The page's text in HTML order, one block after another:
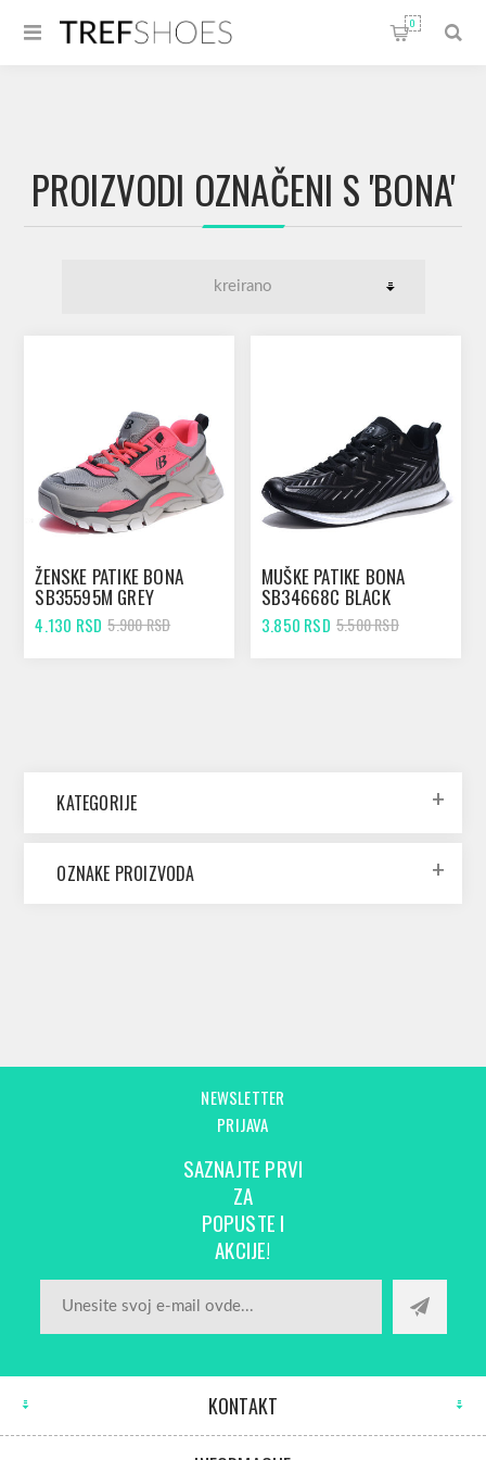
0
PROIZVODI OZNAČENI S 'BONA'
ŽENSKE PATIKE BONA
SB35595M GREY
4.130 RSD 5.900 RSD
MUŠKE PATIKE BONA
SB34668C BLACK
3.850 RSD 5.500 RSD
KATEGORIJE
OZNAKE PROIZVODA
NEWSLETTER
PRIJAVA
SAZNAJTE PRVI
ZA
POPUSTE I
AKCIJE!
KONTAKT